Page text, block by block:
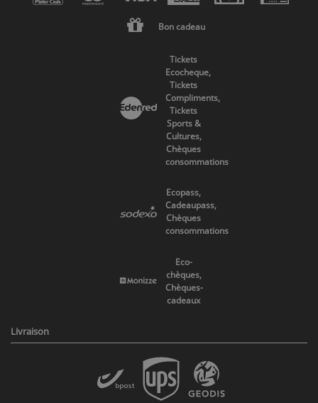
Bon cadeau
Tickets
Ecocheque,
Tickets
Compliments,
Tickets
Sports &
Cultures,
Chèques
consommations
Ecopass,
Cadeaupass,
Chèques
consommations
Eco-
chèques,
Chèques-
cadeaux
Livraison